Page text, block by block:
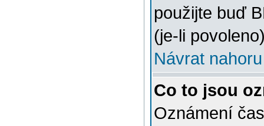
použijte buď
(je-li
Návrat nahoru
Co to jsou
Oznámení